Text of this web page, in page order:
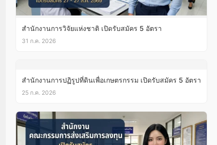
สำนักงานการวิจัยแห่งชาติ เปิดรับสมัคร 5 อัตรา
31 ก.ค. 2026
สำนักงานการปฏิรูปที่ดินเพื่อเกษตรกรรม เปิดรับสมัคร 5 อัตรา
25 ก.ค. 2026